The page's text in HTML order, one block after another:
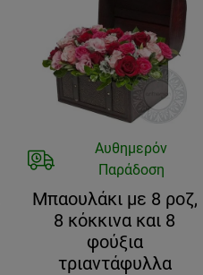
Αυθημερόν
Παράδοση
Μπαουλάκι με 8 ροζ,
8 κόκκινα και 8
φούξια
τριαντάφυλλα